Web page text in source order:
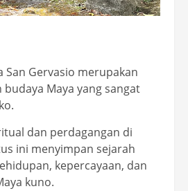
San Gervasio merupakan
Maya yang sangat
dan perdagangan di
ini menyimpan sejarah
kepercayaan, dan
kuno.